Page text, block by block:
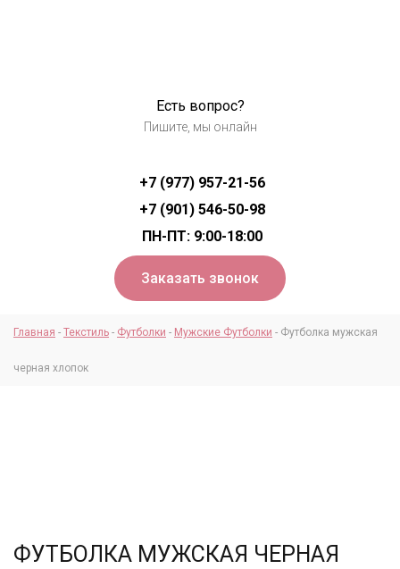
Есть вопрос?
Пишите, мы онлайн
+7 (977) 957-21-56
+7 (901) 546-50-98
ПН-ПТ: 9:00-18:00
Заказать звонок
Вопросы и ответы
Контакты
Главная - Текстиль - Футболки - Мужские Футболки - Футболка мужская
черная хлопок
ФУТБОЛКА МУЖСКАЯ ЧЕРНАЯ